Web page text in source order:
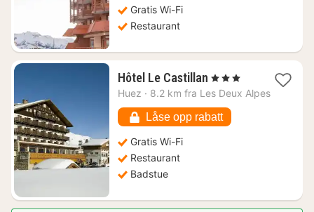
Gratis Wi-Fi
Restaurant
Hôtel Le Castillan 1
natt
950
kr.
, 3 Stjerner
Huez · 8.2 km fra Les Deux Alpes
Låse opp rabatt
Gratis Wi-Fi
Restaurant
Badstue